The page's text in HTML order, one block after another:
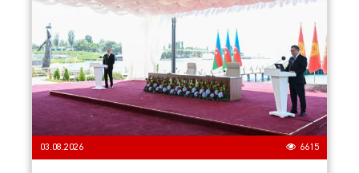
03.08.2026 6615